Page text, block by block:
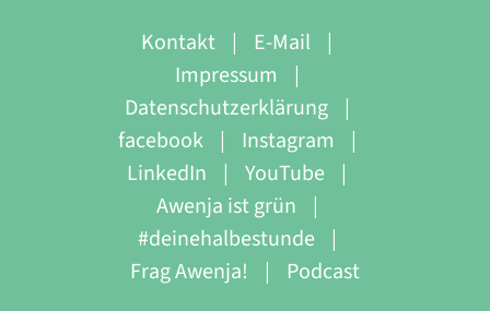
Kontakt
E-Mail
Impressum
Datenschutzerklärung
facebook
Instagram
LinkedIn
YouTube
Awenja ist grün
#deinehalbestunde
Frag Awenja!
Podcast